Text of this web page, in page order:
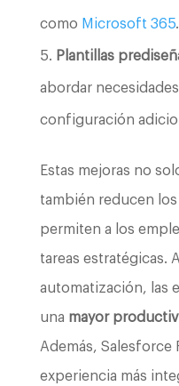
como Microsoft 365.
Plantillas
abordar
configuración
Estas mejoras no
también reducen
permiten a los
tareas estratégicas.
automatización, las
una mayor
Además, Salesforce
experiencia más